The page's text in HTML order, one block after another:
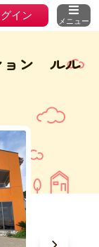
イン メニュー
ョン ルル